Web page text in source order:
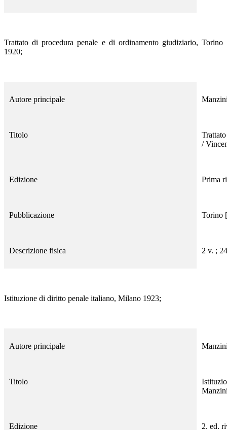
Trattato di procedura penale e di ordinamento giudiziario, Torino
1920;
Autore principale
Titolo
/
Edizione Prima
Pubblicazione Torino
Descrizione fisica 2 v. ;
Istituzione di diritto penale italiano, Milano 1923;
Autore principale
Titolo
Edizione 2. ed.